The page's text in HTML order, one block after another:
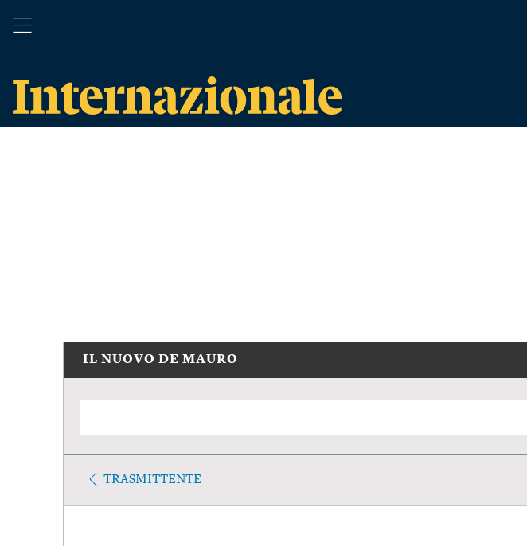
IL NUOVO DE MAURO
TRASMITTENTE